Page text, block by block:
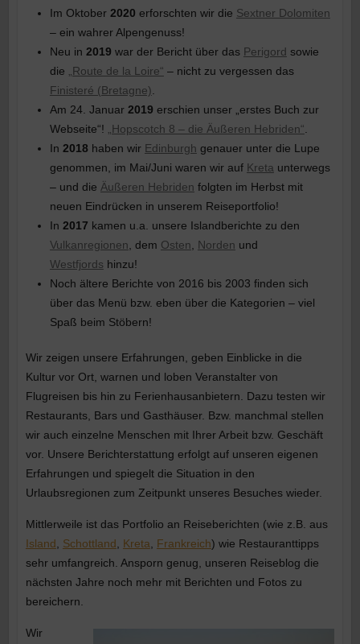
Im Oktober 2020 erforschten wir die Sextner Dolomiten
– ein wahrer Alpengenuss!
Neu in 2019 war der Bericht über das Perigord sowie
die
„Route de la Loire“ – nicht zu vergessen das
Finisteré (Bretagne)
Am 24. Januar 2019 erschien unser „erstes Buch zur
Webseite“!
„Hopscotch 8 – die Äußeren Hebriden“
In 2018 haben wir Edinburgh genauer unter die Lupe
genommen, im Mai/Juni waren wir auf Kreta unterwegs
– und die Äußeren Hebriden folgten im Herbst mit
neuen Eindrücken in unserem Reiseportfolio!
In 2017 kamen u.a. unsere Islandberichte zu den
Vulkanregionen , dem Osten Norden und
Westfjords hinzu!
Noch ältere Berichte von 2016 bis 2003 finden sich
über das Menü bzw. eben über die Kategorien – viel
Spaß beim Stöbern!
Wir zeigen unsere Erfahrungen, geben Einblicke in die
Kultur vor Ort, warnen und loben Veranstalter von
Flugreisen bis hin zu Ferienhausanbietern. Dazu testen wir
Restaurants, Bars und Gasthäuser. Bzw. manchmal stellen
wir auch einzelne Menschen mit Ihrer Arbeit bzw. Geschäft
vor. Unsere Berichterstattung erfolgt auf unseren eigenen
Erfahrungen und spiegelt die Situation in den
Urlaubsregionen zum Zeitpunkt unseres Besuches wieder.
Mittlerweile ist das Portfolio an Reiseberichten (wie z.B. aus
Island
Schottland Kreta Frankreich) wie Restauranttipps
sehr umfangreich. Ansporn genug, unseren Reiseblog die
nächsten Jahre noch mehr mit Berichten und Fotos zu
bereichern.
Wir